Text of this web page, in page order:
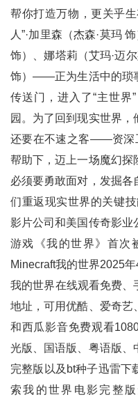
帮你打造万物，更关乎
人”·加里森（杰森·莫玛
饰）、娜塔莉（艾玛·迈
饰）——正为生活中的琐
传送门，进入了“主世界
园。为了回到现实世界，
还要在不速之客——资深
帮助下，迈上一场魔幻探
必须要勇敢面对，发掘
们重返现实世界的关键
影片公司和美国传奇影业
游戏《我的世界》首次
Minecraft我的世界2025年
我的世界在线观看免费、
地址，可用优酷、爱奇艺
和西瓜影音免费观看
光版、国语版、粤语版、
完整版以及bt种子迅雷下
索我的世界电影完整